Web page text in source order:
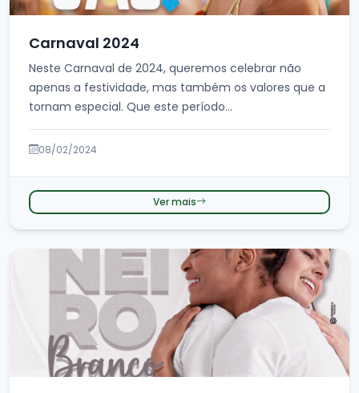
Carnaval 2024
Neste Carnaval de 2024, queremos celebrar não
apenas a festividade, mas também os valores que a
tornam especial. Que este período...
08/02/2024
Ver mais